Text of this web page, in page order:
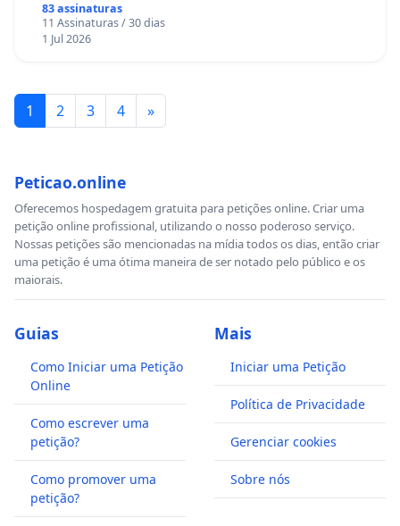
83 assinaturas
11 Assinaturas / 30 dias
1 Jul 2026
1 2 3 4 »
Peticao.online
Oferecemos hospedagem gratuita para petições online. Criar uma
petição online profissional, utilizando o nosso poderoso serviço.
Nossas petições são mencionadas na mídia todos os dias, então criar
uma petição é uma ótima maneira de ser notado pelo público e os
maiorais.
Guias
Como Iniciar uma Petição
Online
Como escrever uma
petição?
Como promover uma
petição?
Mais
Iniciar uma Petição
Política de Privacidade
Gerenciar cookies
Sobre nós